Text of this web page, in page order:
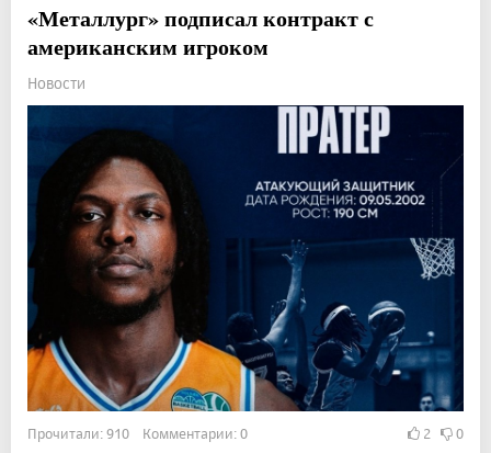
«Металлург» подписал контракт с
американским игроком
Новости
Прочитали: 910 Комментарии: 0 2 0